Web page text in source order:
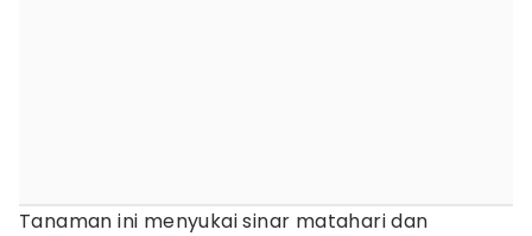
Tanaman ini menyukai sinar matahari dan